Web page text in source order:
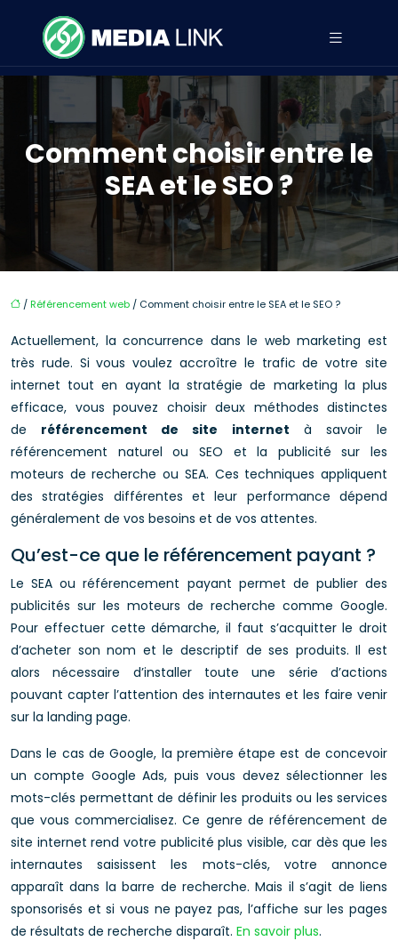
Comment choisir entre le
SEA et le SEO ?
/ Référencement web / Comment choisir entre le SEA et le SEO ?
Actuellement, la concurrence dans le web marketing est
très rude. Si vous voulez accroître le trafic de votre site
internet tout en ayant la stratégie de marketing la plus
efficace, vous pouvez choisir deux méthodes distinctes
de référencement de site internet à savoir le
référencement naturel ou SEO et la publicité sur les
moteurs de recherche ou SEA. Ces techniques appliquent
des stratégies différentes et leur performance dépend
généralement de vos besoins et de vos attentes.
Qu’est-ce que le référencement payant ?
Le SEA ou référencement payant permet de publier des
publicités sur les moteurs de recherche comme Google.
Pour effectuer cette démarche, il faut s’acquitter le droit
d’acheter son nom et le descriptif de ses produits. Il est
alors nécessaire d’installer toute une série d’actions
pouvant capter l’attention des internautes et les faire venir
sur la landing page.
Dans le cas de Google, la première étape est de concevoir
un compte Google Ads, puis vous devez sélectionner les
mots-clés permettant de définir les produits ou les services
que vous commercialisez. Ce genre de référencement de
site internet rend votre publicité plus visible, car dès que les
internautes saisissent les mots-clés, votre annonce
apparaît dans la barre de recherche. Mais il s’agit de liens
sponsorisés et si vous ne payez pas, l’affiche sur les pages
de résultats de recherche disparaît. En savoir plus.